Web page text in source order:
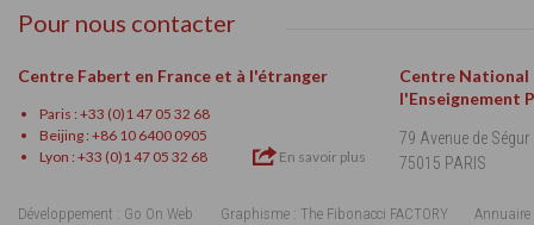
Pour nous contacter
Centre Fabert en France et à l'étranger
Paris : +33 (0)1 47 05 32 68
Beijing : +86 10 6400 0905
Lyon : +33 (0)1 47 05 32 68
En savoir plus
Centre National
l'Enseignement
79 Avenue de Ségur
75015 PARIS
Développement : Go On Web Graphisme : The Fibonacci FACTORY
Annuaire